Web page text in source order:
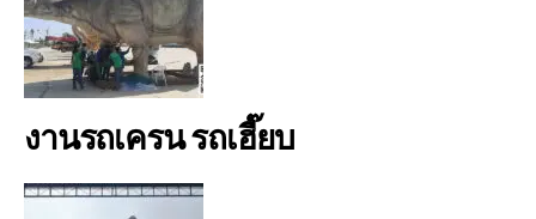
งานรถเครน รถเฮี๊ยบ